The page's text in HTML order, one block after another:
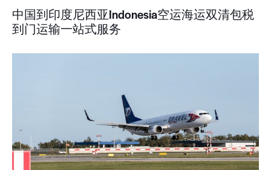
中国到印度尼西亚Indonesia空运海运双清包税
到门运输一站式服务